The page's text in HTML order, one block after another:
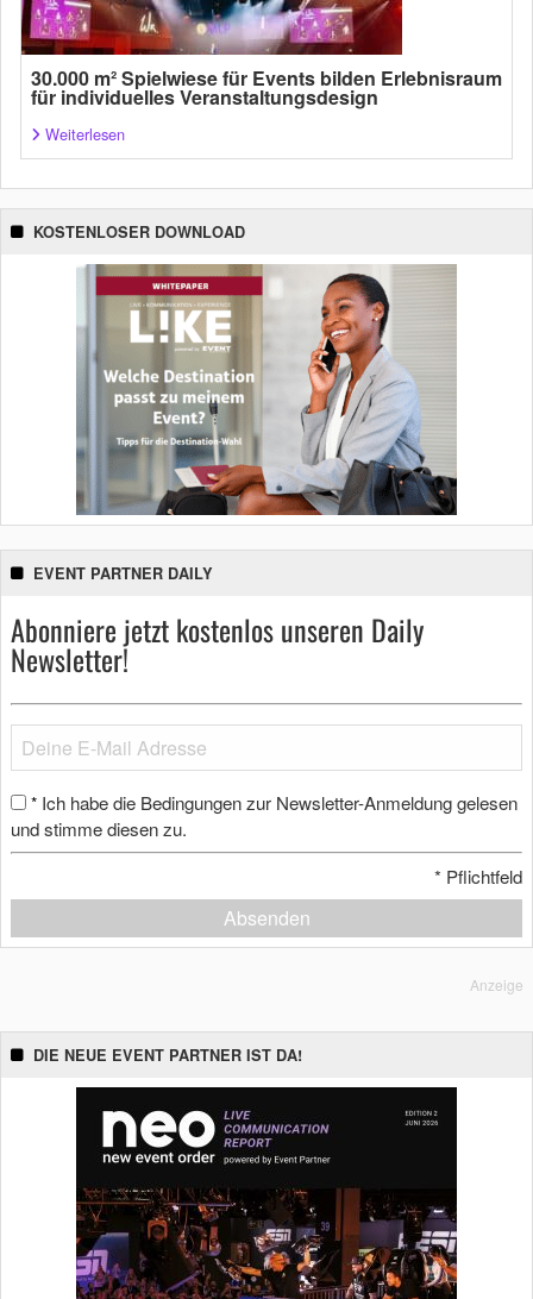
30.000 m² Spielwiese für Events bilden Erlebnisraum
für individuelles Veranstaltungsdesign
Weiterlesen
KOSTENLOSER DOWNLOAD
EVENT PARTNER DAILY
Abonniere jetzt kostenlos unseren Daily
Newsletter!
* Ich habe die Bedingungen zur Newsletter-Anmeldung gelesen
und stimme diesen zu.
* Pflichtfeld
Absenden
Anzeige
DIE NEUE EVENT PARTNER IST DA!